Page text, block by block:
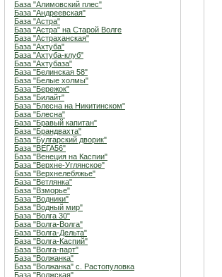
База "Алимовский плес"
База "Андреевская"
База "Астра"
База "Астра" на Старой Волге
База "Астраханская"
База "Ахтуба"
База "Ахтуба-клуб"
База "Ахтубаза"
База "Белинская 58"
База "Белые холмы"
База "Бережок"
База "Билайт"
База "Блесна на Никитинском"
База "Блесна"
База "Бравый капитан"
База "Брандвахта"
База "Булгарский дворик"
База "ВЕГА56"
База "Венеция на Каспии"
База "Верхне-Углянское"
База "Верхнелебяжье"
База "Ветлянка"
База "Взморье"
База "Водники"
База "Водный мир"
База "Волга 30"
База "Волга-Волга"
База "Волга-Дельта"
База "Волга-Каспий"
База "Волга-парт"
База "Волжанка"
База "Волжанка" с. Растопуловка
База "Волжская"